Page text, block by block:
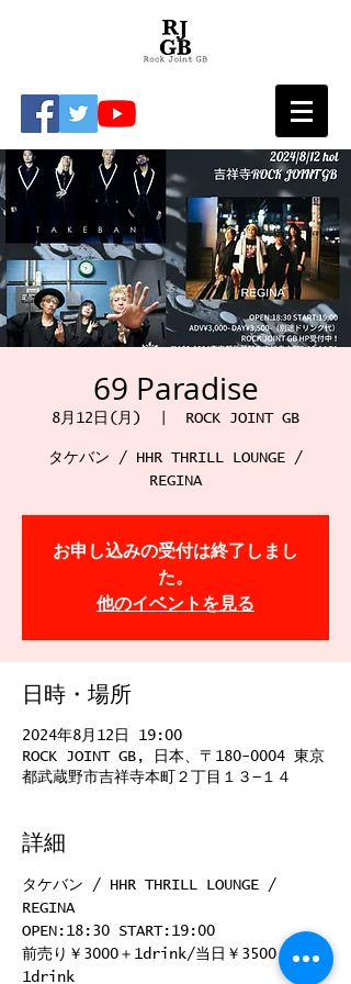
69 Paradise
8月12日(月) ROCK JOINT GB
タケバン / HHR THRILL LOUNGE /
REGINA
お申し込みの受付は終了しまし
た。
他のイベントを見る
日時・場所
2024年8月12日 19:00
ROCK JOINT GB, 日本、〒180-0004 東京
都武蔵野市吉祥寺本町２丁目１３−１４
詳細
タケバン / HHR THRILL LOUNGE /
REGINA
OPEN:18:30 START:19:00
前売り￥3000＋1drink/当日￥3500＋
1drink